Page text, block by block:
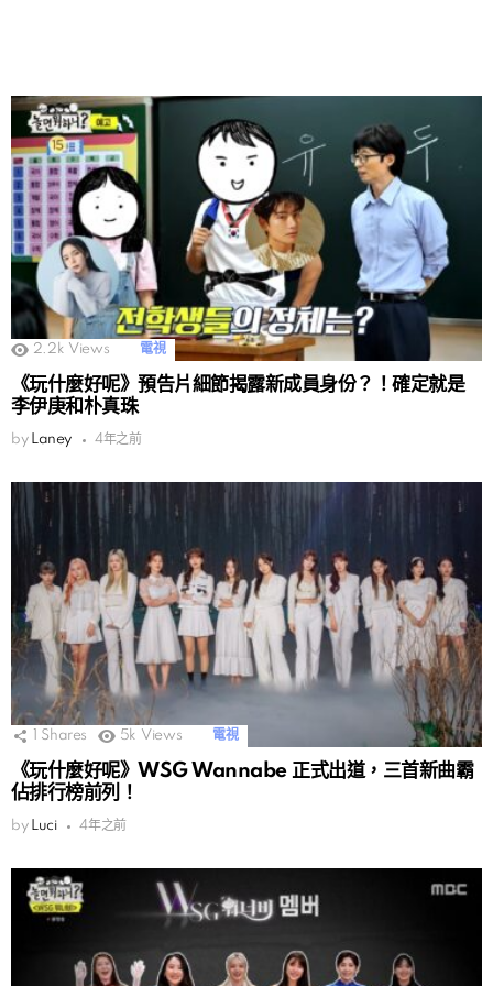
2.2k Views 電視
《玩什麼好呢》預告片細節揭露新成員身份？！確定就是
李伊庚和朴真珠
by Laney 4年之前
Shares 5k Views 電視
《玩什麼好呢》WSG Wannabe 正式出道，三首新曲霸
佔排行榜前列！
by Luci 4年之前